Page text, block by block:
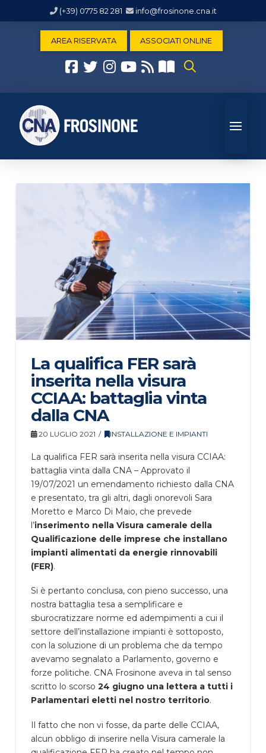
(+39) 0775 82 281 info@frosinone.cna.it
AREA RISERVATA ASSOCIATI ONLINE
La qualifica FER sarà
inserita nella visura
CCIAA: battaglia vinta
dalla CNA
20 LUGLIO 2021 INSTALLAZIONE E IMPIANTI
La qualifica FER sarà inserita nella visura CCIAA:
battaglia vinta dalla CNA – Approvato il
19/07/2021 un emendamento richiesto dalla CNA
e presentato, tra gli altri, dagli onorevoli Sara
Moretto e Marco Di Maio, che prevede
l’inserimento nella Visura camerale della
Qualificazione delle imprese che installano
impianti alimentati da energie rinnovabili
(FER).
Si è pertanto conclusa, con pieno successo, una
nostra battaglia tesa a semplificare e
sburocratizzare norme ed adempimenti a cui il
settore dell’installazione impianti è sottoposto,
con la soluzione di un problema che da tempo
avevamo segnalato a Parlamento, governo e
forze politiche. CNA Frosinone aveva in tal senso
scritto lo scorso 24 giugno una lettera a tutti i
Parlamentari eletti nel nostro territorio.
Il fatto che non vi fosse, da parte delle CCIAA,
alcun obbligo di inserire nella Visura camerale la